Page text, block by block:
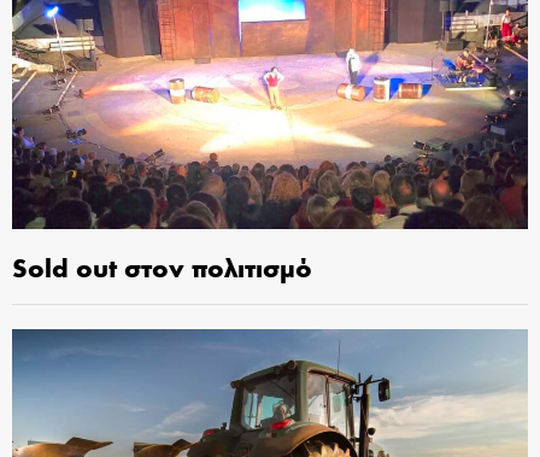
Sold out στον πολιτισμό